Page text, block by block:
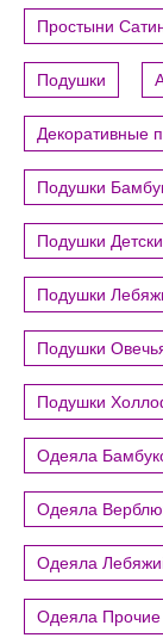
Простыни
Подушки
Декоративные
Подушки
Подушки
Подушки
Подушки
Подушки
Одеяла
Одеяла
Одеяла
Одеяла Прочие